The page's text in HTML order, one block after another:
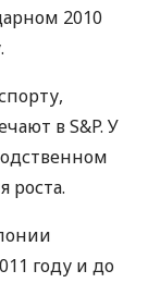
2010
в S&P. У
роста.
году и до